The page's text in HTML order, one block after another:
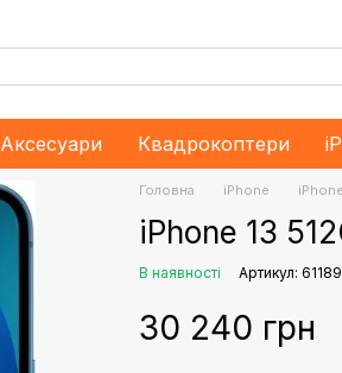
Аксесуари Квадрокоптери
Головна iPhone
iPhone 13
В наявності Артикул: 61189
30 240 грн